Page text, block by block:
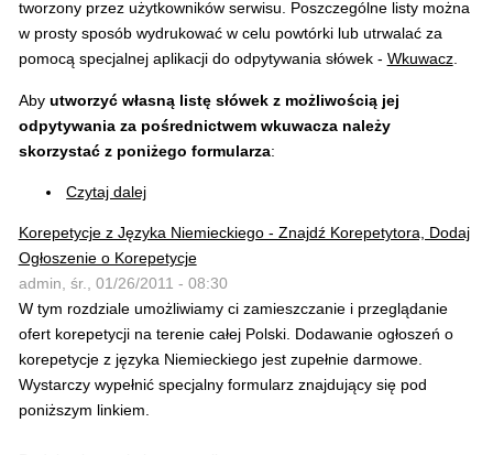
tworzony przez użytkowników serwisu. Poszczególne listy można
w prosty sposób wydrukować w celu powtórki lub utrwalać za
pomocą specjalnej aplikacji do odpytywania słówek - Wkuwacz.
Aby utworzyć własną listę słówek z możliwością jej
odpytywania za pośrednictwem wkuwacza należy
skorzystać z poniżego formularza:
Czytaj dalej
Korepetycje z Języka Niemieckiego - Znajdź Korepetytora, Dodaj
Ogłoszenie o Korepetycje
admin, śr., 01/26/2011 - 08:30
W tym rozdziale umożliwiamy ci zamieszczanie i przeglądanie
ofert korepetycji na terenie całej Polski. Dodawanie ogłoszeń o
korepetycje z języka Niemieckiego jest zupełnie darmowe.
Wystarczy wypełnić specjalny formularz znajdujący się pod
poniższym linkiem.